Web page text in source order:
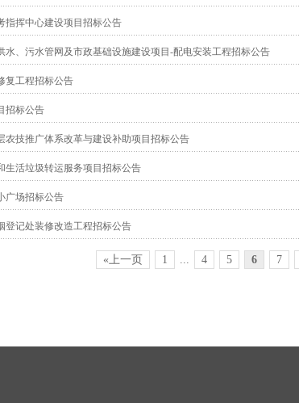
指挥中心建设项目招标公告
水、污水管网及市政基础设施建设项目-配电安装工程招标公告
复工程招标公告
招标公告
农技推广体系改革与建设补助项目招标公告
生活垃圾转运服务项目招标公告
广场招标公告
登记处装修改造工程招标公告
«上一页 1 ... 4 5 6 7